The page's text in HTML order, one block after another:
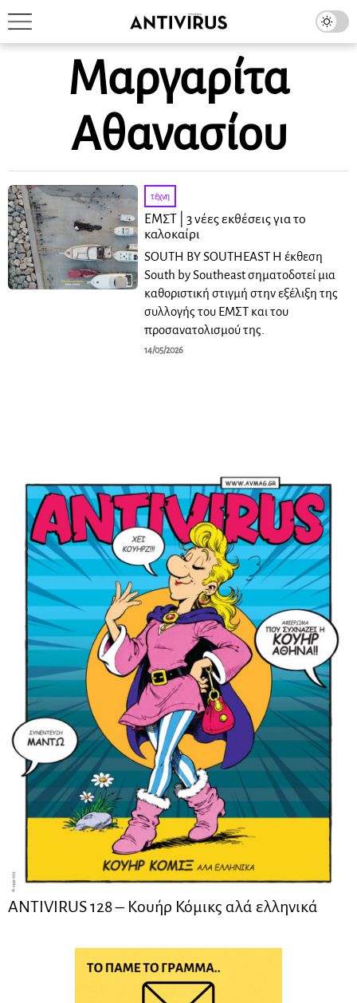
Μαργαρίτα
Αθανασίου
τέχνη
ΕΜΣΤ | 3 νέες εκθέσεις για το
καλοκαίρι
SOUTH BY SOUTHEAST Η έκθεση
South by Southeast σηματοδοτεί μια
καθοριστική στιγμή στην εξέλιξη της
συλλογής του EMΣT και του
προσανατολισμού της.
14/05/2026
ANTIVIRUS 128 – Kουήρ Κόμικς αλά ελληνικά